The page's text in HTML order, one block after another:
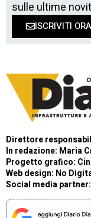
sulle ultime
ISCRIVITI ORA
Direttore
In redazione: Maria
Progetto grafico:
Web design: No
Social media partner: